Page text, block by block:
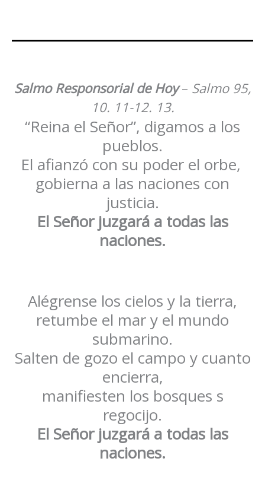
Salmo Responsorial de Hoy – Salmo 95,
10. 11-12. 13.
“Reina el Señor”, digamos a los
pueblos.
El afianzó con su poder el orbe,
gobierna a las naciones con
justicia.
El Señor juzgará a todas las
naciones.
Alégrense los cielos y la tierra,
retumbe el mar y el mundo
submarino.
Salten de gozo el campo y cuanto
encierra,
manifiesten los bosques s
regocijo.
El Señor juzgará a todas las
naciones.